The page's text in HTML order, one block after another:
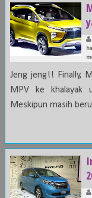
Jeng jeng!! Finally,
MPV ke khalayak
Meskipun masih